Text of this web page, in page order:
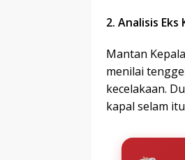
2. Analisis
Mantan
menilai
kecelakaan.
kapal selam